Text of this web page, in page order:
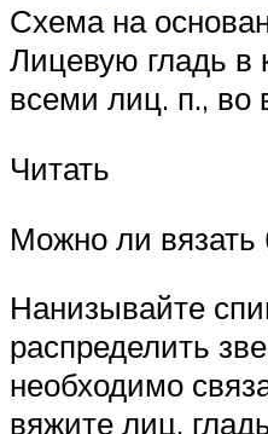
Схема на
Лицевую гладь в
всеми лиц. п., во
Читать
Можно ли
Нанизывайте
распределить
необходимо
вяжите лиц.